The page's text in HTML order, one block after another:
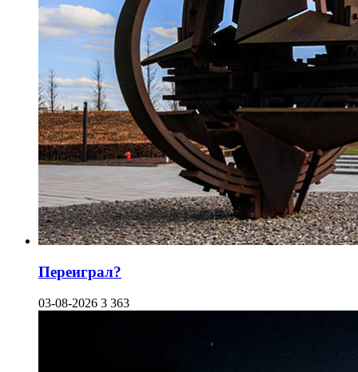
Переиграл?
03-08-2026 3 363